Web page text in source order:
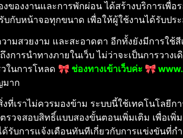
งของงานและการพักผ่อนได้สร้างบริการเพื่อ
บกับหน้าจอทุกขนาด เพื่อให้ผู้ใช้งานได้รับป
ามสวยงาม และสะอาดตา อีกทั้งยังมีการใช้
งการนำทางภายในเว็บ ไม่ว่าจะเป็นการวา
ในการโหลด 🎀 ช่องทางเข้าเว็บค่ะ 🎀
มาก
ที่เราไม่ควรมองข้าม ระบบนี้ใช้เทคโนโลยี
วจสอบสิทธิ์แบบสองขั้นตอนเพิ่มเติม เพื่อเพิ่
รับการแจ้งเตือนทันทีเกี่ยวกับการแข่งขันที่